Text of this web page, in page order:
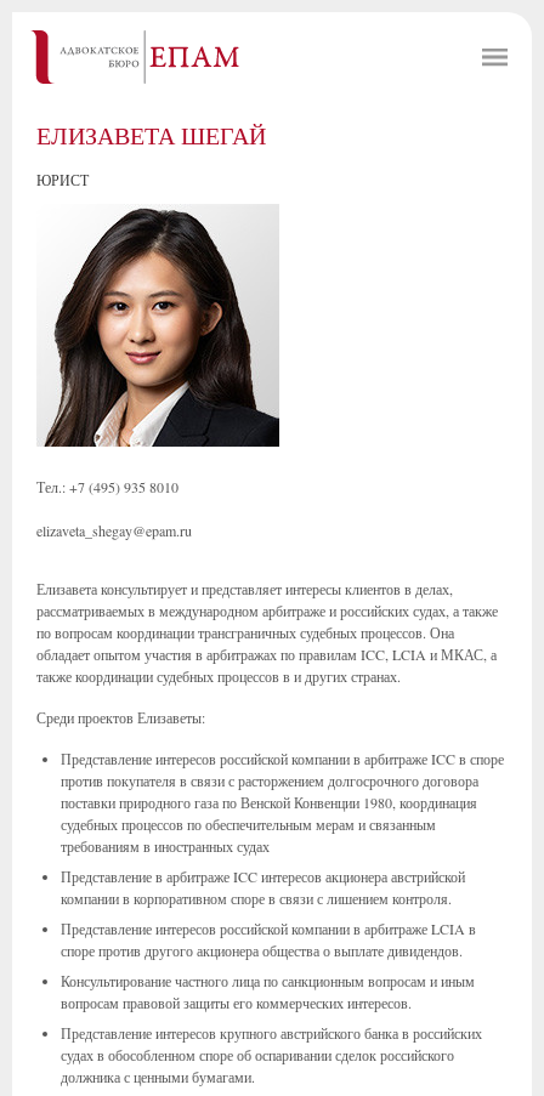
ЕЛИЗАВЕТА ШЕГАЙ
ЮРИСТ
Тел.: +7 (495) 935 8010
elizaveta_shegay@epam.ru
Елизавета консультирует и представляет интересы клиентов в делах,
рассматриваемых в международном арбитраже и российских судах, а также
по вопросам координации трансграничных судебных процессов. Она
обладает опытом участия в арбитражах по правилам ICC, LCIA и МКАС, а
также координации судебных процессов в и других странах.
Среди проектов Елизаветы:
Представление интересов российской компании в арбитраже ICC в споре
против покупателя в связи с расторжением долгосрочного договора
поставки природного газа по Венской Конвенции 1980, координация
судебных процессов по обеспечительным мерам и связанным
требованиям в иностранных судах
Представление в арбитраже ICC интересов акционера австрийской
компании в корпоративном споре в связи с лишением контроля.
Представление интересов российской компании в арбитраже LCIA в
споре против другого акционера общества о выплате дивидендов.
Консультирование частного лица по санкционным вопросам и иным
вопросам правовой защиты его коммерческих интересов.
Представление интересов крупного австрийского банка в российских
судах в обособленном споре об оспаривании сделок российского
должника с ценными бумагами.